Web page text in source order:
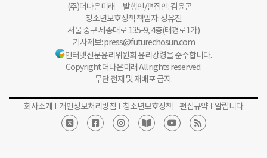
(주)더나은미래 발행인/편집인: 김윤곤
청소년보호정책 책임자: 정유진
서울 중구 세종대로 135-9, 4층(태평로1가)
기사제보:press@futurechosun.com
인터넷신문윤리위원회 윤리강령을 준수합니다.
Copyright 더나은미래 All rights reserved.
무단 전재 및 재배포 금지.
회사소개 개인정보처리방침 청소년보호정책 편집규약 알립니다